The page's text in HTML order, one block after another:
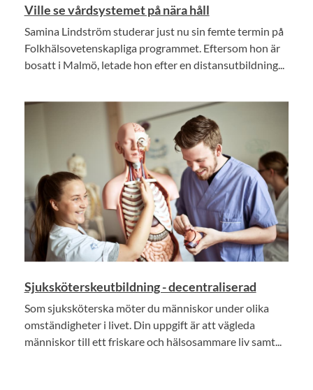
Ville se vårdsystemet på nära håll
Samina Lindström studerar just nu sin femte termin på
Folkhälsovetenskapliga programmet. Eftersom hon är
bosatt i Malmö, letade hon efter en distansutbildning...
Sjuksköterskeutbildning - decentraliserad
Som sjuksköterska möter du människor under olika
omständigheter i livet. Din uppgift är att vägleda
människor till ett friskare och hälsosammare liv samt...